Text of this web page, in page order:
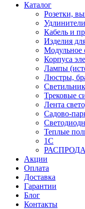
Каталог
Розетки,
Кабель и
Изделия
Модульное
Корпуса
Лампы
Люстры,
Трековые
Лента
Садово-
Теплые
1С
Акции
Оплата
Доставка
Гарантии
Блог
Контакты